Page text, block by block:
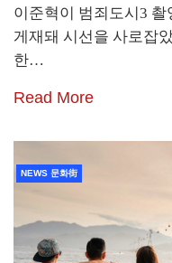
이준혁이 범죄도시3
게재돼 시선을 사로잡
한…
Read More
NEWS 문화街